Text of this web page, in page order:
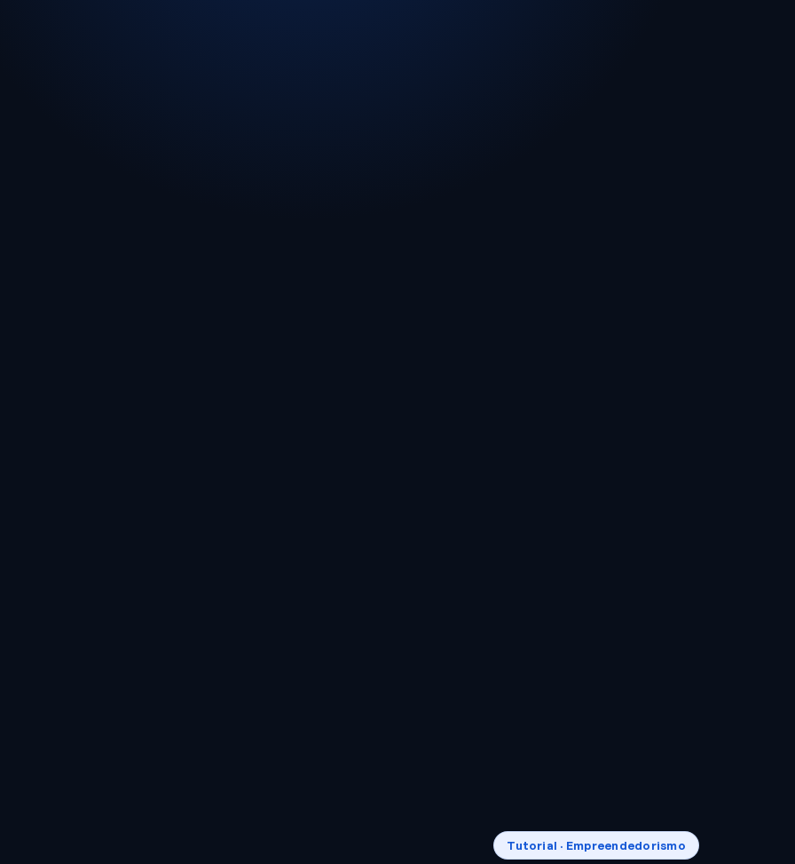
Tutorial · Empreendedorismo